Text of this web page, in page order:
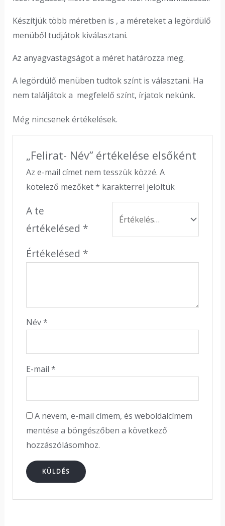
Készítjük több méretben is , a méreteket a legördülő
menüből tudjátok kiválasztani.
Az anyagvastagságot a méret határozza meg.
A legördülő menüben tudtok színt is választani. Ha
nem találjátok a megfelelő színt, írjatok nekünk.
Még nincsenek értékelések.
„Felirat- Név” értékelése elsőként
Az e-mail címet nem tesszük közzé. A
kötelező mezőket* karakterrel jelöltük
A te
értékelésed *
Értékelésed *
Név*
E-mail*
A nevem, e-mail címem, és weboldalcímem
mentése a böngészőben a következő
hozzászólásomhoz.